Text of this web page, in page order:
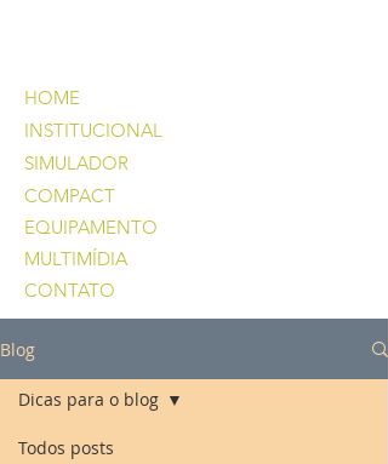
CONTATO
MULTIMÍDIA
EQUIPAMENTO
COMPACT
SIMULADOR
INSTITUCIONAL
HOME
Blog
Todos posts
Dicas para o blog